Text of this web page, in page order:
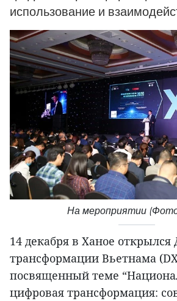
использование и
На мероприятии
14 декабря в Ханое
трансформации Вьетнама
посвященный теме
цифровая трансформация: